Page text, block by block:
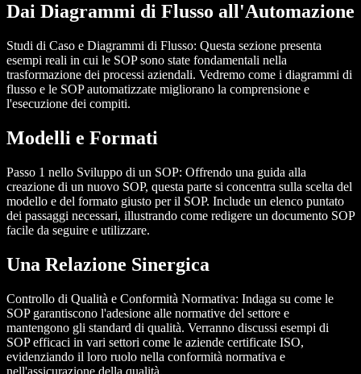
Dai Diagrammi di Flusso all'Automazione
Studi di Caso e Diagrammi di Flusso: Questa sezione presenta
esempi reali in cui le SOP sono state fondamentali nella
trasformazione dei processi aziendali. Vedremo come i diagrammi di
flusso e le SOP automatizzate migliorano la comprensione e
l'esecuzione dei compiti.
Modelli e Formati
Passo 1 nello Sviluppo di un SOP: Offrendo una guida alla
creazione di un nuovo SOP, questa parte si concentra sulla scelta del
modello e del formato giusto per il SOP. Include un elenco puntato
dei passaggi necessari, illustrando come redigere un documento SOP
facile da seguire e utilizzare.
Una Relazione Sinergica
Controllo di Qualità e Conformità Normativa: Indaga su come le
SOP garantiscono l'adesione alle normative del settore e
mantengono gli standard di qualità. Verranno discussi esempi di
SOP efficaci in vari settori come le aziende certificate ISO,
evidenziando il loro ruolo nella conformità normativa e
nell'assicurazione della qualità.